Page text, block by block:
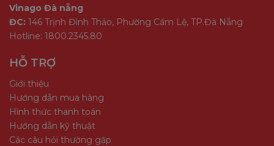
Vinago Đà nẵng
ĐC: 146 Trịnh Đình Thảo, Phường Cẩm Lệ, TP.Đà Nẵng
Hotline: 1800.2345.80
HỖ TRỢ
Giới thiệu
Hướng dẫn mua hàng
Hình thức thanh toán
Hướng dẫn kỹ thuật
Các câu hỏi thường gặp